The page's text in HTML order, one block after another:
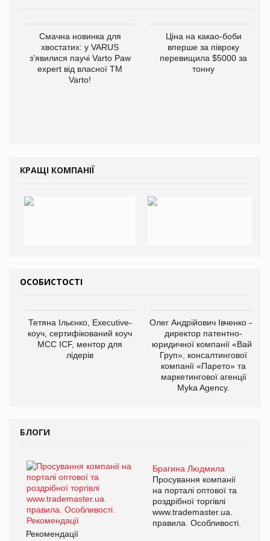
Смачна новинка для
хвостатих: у VARUS
з’явилися паучі Varto Paw
expert від власної ТМ
Varto!
Ціна на какао-боби
вперше за півроку
перевищила $5000 за
тонну
КРАЩІ КОМПАНІЇ
ОСОБИСТОСТІ
Тетяна Ільєнко, Executive-
коуч, сертифікований коуч
МСС ICF, ментор для
лідерів
Олег Андрійович Івченко —
директор патентно-
юридичної компанії «Вайз
Груп», консалтингової
компанії «Парето» та
маркетингової агенції
Myka Agency.
БЛОГИ
Брагина Людмила
Просування компанії
на порталі оптової та
роздрібної торгівлі
www.trademaster.ua.
правила. Особливості.
Рекомендації